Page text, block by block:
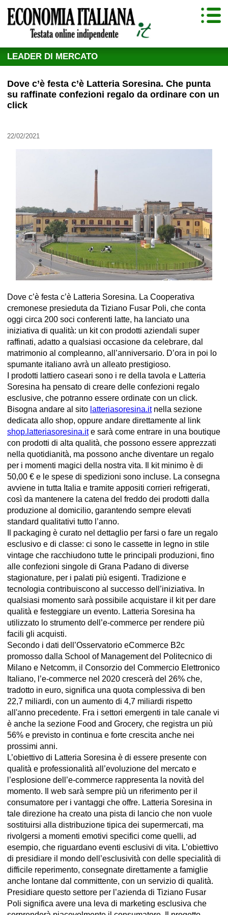
LEADER DI MERCATO
Dove c’è festa c’è Latteria Soresina. Che punta
su raffinate confezioni regalo da ordinare con un
click
22/02/2021
Dove c’è festa c’è Latteria Soresina. La Cooperativa
cremonese presieduta da Tiziano Fusar Poli, che conta
oggi circa 200 soci conferenti latte, ha lanciato una
iniziativa di qualità: un kit con prodotti aziendali super
raffinati, adatto a qualsiasi occasione da celebrare, dal
matrimonio al compleanno, all’anniversario. D’ora in poi lo
spumante italiano avrà un alleato prestigioso.
I prodotti lattiero caseari sono i re della tavola e Latteria
Soresina ha pensato di creare delle confezioni regalo
esclusive, che potranno essere ordinate con un click.
Bisogna andare al sito latteriasoresina.itnella sezione
dedicata allo shop, oppure andare direttamente al link
shop.latteriasoresina.ite sarà come entrare in una boutique
con prodotti di alta qualità, che possono essere apprezzati
nella quotidianità, ma possono anche diventare un regalo
per i momenti magici della nostra vita. Il kit minimo è di
50,00 € e le spese di spedizioni sono incluse. La consegna
avviene in tutta Italia e tramite appositi corrieri refrigerati,
così da mantenere la catena del freddo dei prodotti dalla
produzione al domicilio, garantendo sempre elevati
standard qualitativi tutto l’anno.
Il packaging è curato nel dettaglio per farsi o fare un regalo
esclusivo e di classe: ci sono le cassette in legno in stile
vintage che racchiudono tutte le principali produzioni, fino
alle confezioni singole di Grana Padano di diverse
stagionature, per i palati più esigenti. Tradizione e
tecnologia contribuiscono al successo dell’iniziativa. In
qualsiasi momento sarà possibile acquistare il kit per dare
qualità e festeggiare un evento. Latteria Soresina ha
utilizzato lo strumento dell’e-commerce per rendere più
facili gli acquisti.
Secondo i dati dell’Osservatorio eCommerce B2c
promosso dalla School of Management del Politecnico di
Milano e Netcomm, il Consorzio del Commercio Elettronico
Italiano, l’e-commerce nel 2020 crescerà del 26% che,
tradotto in euro, significa una quota complessiva di ben
22,7 miliardi, con un aumento di 4,7 miliardi rispetto
all'anno precedente. Fra i settori emergenti in tale canale vi
è anche la sezione Food and Grocery, che registra un più
56% e previsto in continua e forte crescita anche nei
prossimi anni.
L’obiettivo di Latteria Soresina è di essere presente con
qualità e professionalità all’evoluzione del mercato e
l’esplosione dell’e-commerce rappresenta la novità del
momento. Il web sarà sempre più un riferimento per il
consumatore per i vantaggi che offre. Latteria Soresina in
tale direzione ha creato una pista di lancio che non vuole
sostituirsi alla distribuzione tipica dei supermercati, ma
rivolgersi a momenti emotivi specifici come quelli, ad
esempio, che riguardano eventi esclusivi di vita. L’obiettivo
di presidiare il mondo dell’esclusività con delle specialità di
difficile reperimento, consegnate direttamente a famiglie
anche lontane dal committente, con un servizio di qualità.
Presidiare questo settore per l’azienda di Tiziano Fusar
Poli significa avere una leva di marketing esclusiva che